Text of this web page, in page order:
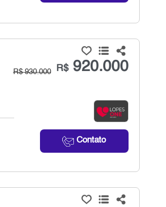
R$920.000
R$ 930.000
Contato